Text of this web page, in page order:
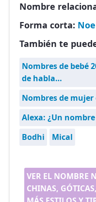
Nombre
Forma corta: Noe
También te
Nombres de bebé
de habla…
Nombres de mujer
Alexa: ¿Un
Bodhi
Mical
VER EL NOMBRE
CHINAS,